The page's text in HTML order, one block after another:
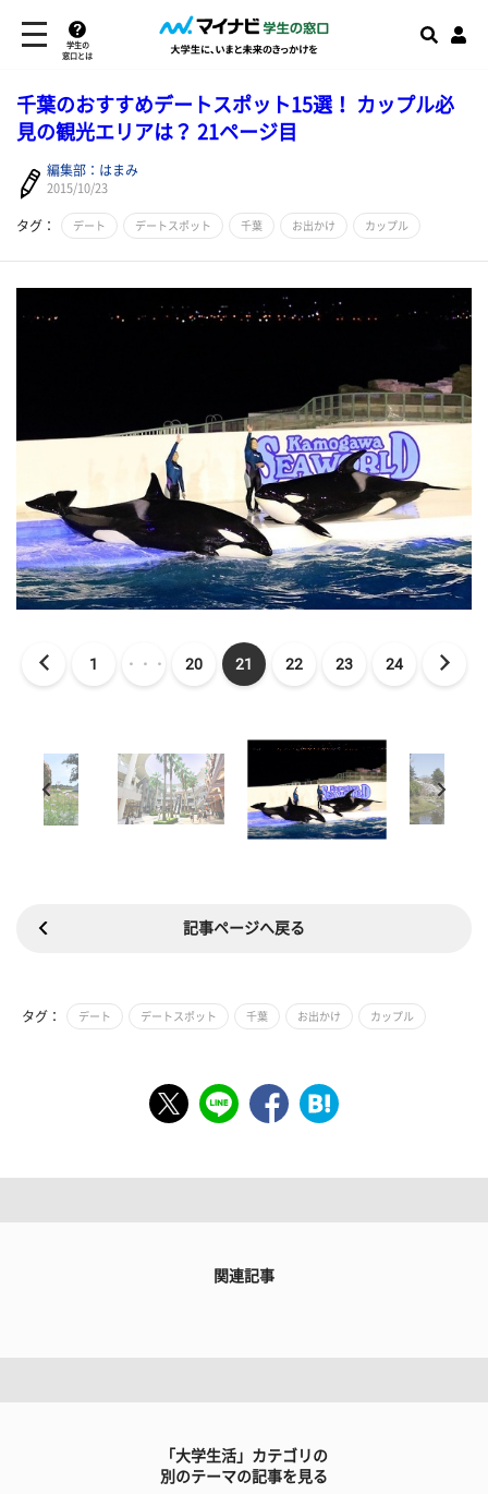
学生の
窓口とは
千葉のおすすめデートスポット15選！ カップル必
見の観光エリアは？ 21ページ目
編集部：はまみ
2015/10/23
タグ： デート デートスポット 千葉 お出かけ カップル
1 ・・・ 20 21 22 23 24
記事ページへ戻る
タグ： デート デートスポット 千葉 お出かけ カップル
関連記事
「大学生活」カテゴリの
別のテーマの記事を見る